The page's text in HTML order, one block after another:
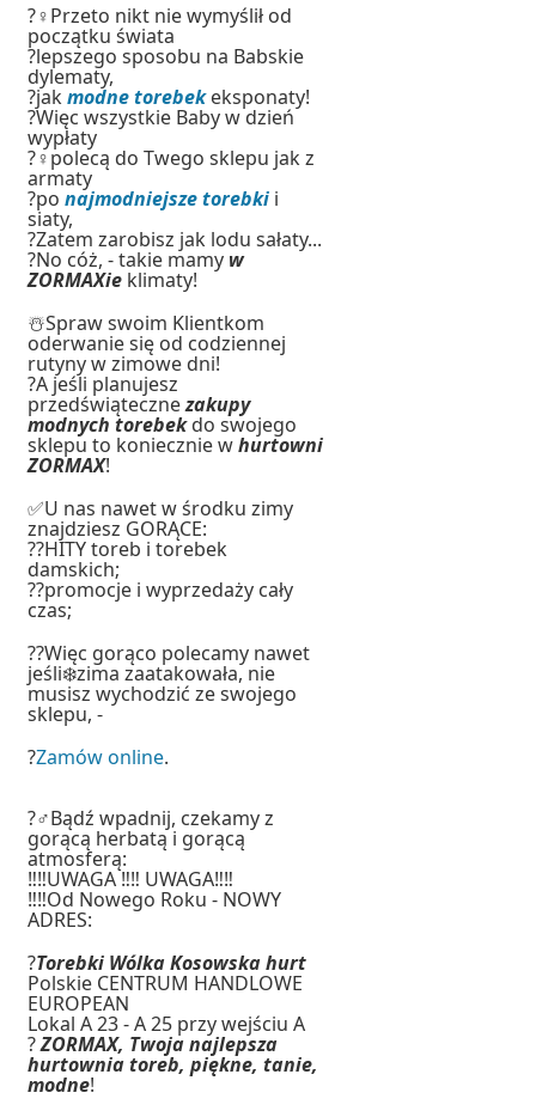
?‍♀️Przeto nikt nie wymyślił od
początku świata
?lepszego sposobu na Babskie
dylematy,
?jakmodne torebekeksponaty!
?Więc wszystkie Baby w dzień
wypłaty
?‍♀️polecą do Twego sklepu jak z
armaty
?ponajmodniejsze torebki i
siaty,
?Zatem zarobisz jak lodu sałaty...
?No cóż, - takie mamy w
ZORMAXie klimaty!
☃️Spraw swoim Klientkom
oderwanie się od codziennej
rutyny w zimowe dni!
?A jeśli planujesz
przedświątecznezakupy
modnych torebekdo swojego
sklepu to koniecznie whurtowni
ZORMAX!
✅U nas nawet w środku zimy
znajdziesz GORĄCE:
??HITY toreb i torebek
damskich;
??promocje i wyprzedaży cały
czas;
??Więc gorąco polecamy nawet
jeśli❄️zima zaatakowała, nie
musisz wychodzić ze swojego
sklepu, -
?Zamów online.
?‍♂️Bądź wpadnij, czekamy z
gorącą herbatą i gorącą
atmosferą:
‼️‼️UWAGA ‼️‼️ UWAGA‼️‼️
‼️‼️Od Nowego Roku - NOWY
ADRES:
?Torebki Wólka Kosowska hurt
Polskie CENTRUM HANDLOWE
EUROPEAN
Lokal A 23 - A 25 przy wejściu A
?ZORMAX, Twoja najlepsza
hurtownia toreb, piękne, tanie,
modne!